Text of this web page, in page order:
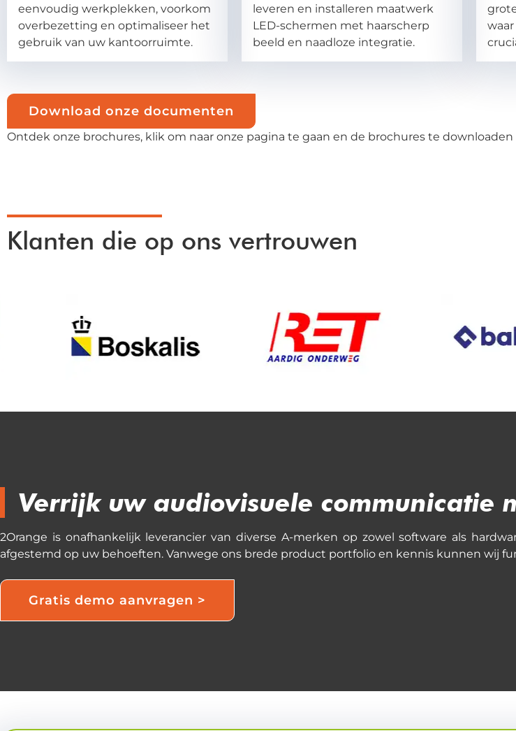
eenvoudig werkplekken, voorkom
overbezetting en optimaliseer het
gebruik van uw kantoorruimte.
leveren en installeren maatwerk
LED-schermen met haarscherp
beeld en naadloze integratie.
Download onze documenten
Ontdek onze brochures, klik om naar onze pagina te gaan en de brochures te
Klanten die op ons vertrouwen
Verrijk uw audiovisuele communicatie
2Orange is onafhankelijk leverancier van diverse A-merken op zowel software als
afgestemd op uw behoeften. Vanwege ons brede product portfolio en kennis kunnen wij
Gratis demo aanvragen >